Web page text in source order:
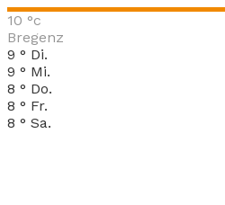
10 °c
Bregenz
9 ° Di.
9 ° Mi.
8 ° Do.
8 ° Fr.
8 ° Sa.